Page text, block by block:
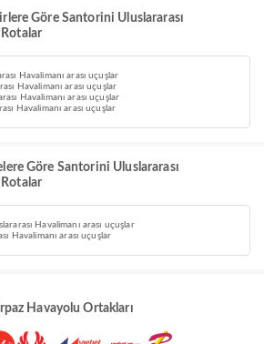
Göre Santorini Uluslararası
Havalimanı arası uçuşlar
Havalimanı arası uçuşlar
Havalimanı arası uçuşlar
Havalimanı arası uçuşlar
Göre Santorini Uluslararası
Havalimanı arası uçuşlar
Havalimanı arası uçuşlar
Havayolu Ortakları